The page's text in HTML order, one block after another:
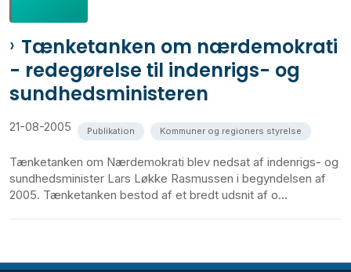
Tænketanken om nærdemokrati
- redegørelse til indenrigs- og
sundhedsministeren
21-08-2005 Publikation Kommuner og regioners styrelse
Tænketanken om Nærdemokrati blev nedsat af indenrigs- og
sundhedsminister Lars Løkke Rasmussen i begyndelsen af
2005. Tænketanken bestod af et bredt udsnit af o...